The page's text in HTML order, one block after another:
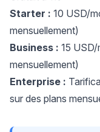
Starter : 10 USD/
mensuellement)
Business : 15
mensuellement)
Enterprise :
sur des plans